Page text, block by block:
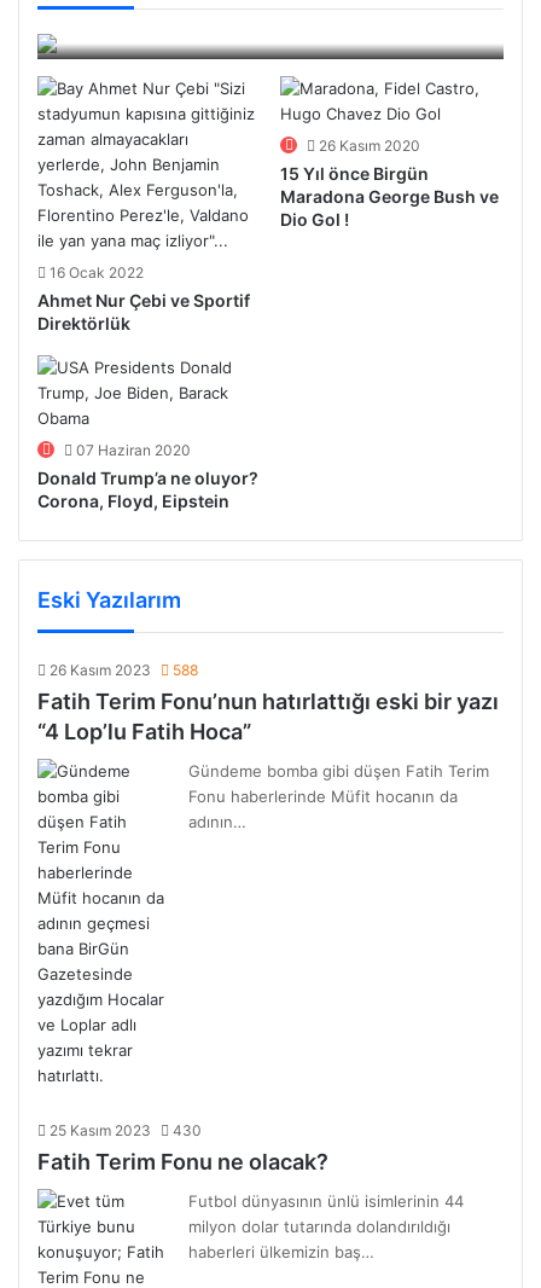
16 Ocak 2022
Ahmet Nur Çebi ve Sportif
Direktörlük
26 Kasım 2020
15 Yıl önce Birgün
Maradona George Bush ve
Dio Gol !
07 Haziran 2020
Donald Trump’a ne oluyor?
Corona, Floyd, Eipstein
Eski Yazılarım
26 Kasım 2023 588
Fatih Terim Fonu’nun hatırlattığı eski bir yazı
“4 Lop’lu Fatih Hoca”
Gündeme bomba gibi düşen Fatih Terim
Fonu haberlerinde Müfit hocanın da
adının…
25 Kasım 2023 430
Fatih Terim Fonu ne olacak?
Futbol dünyasının ünlü isimlerinin 44
milyon dolar tutarında dolandırıldığı
haberleri ülkemizin baş…